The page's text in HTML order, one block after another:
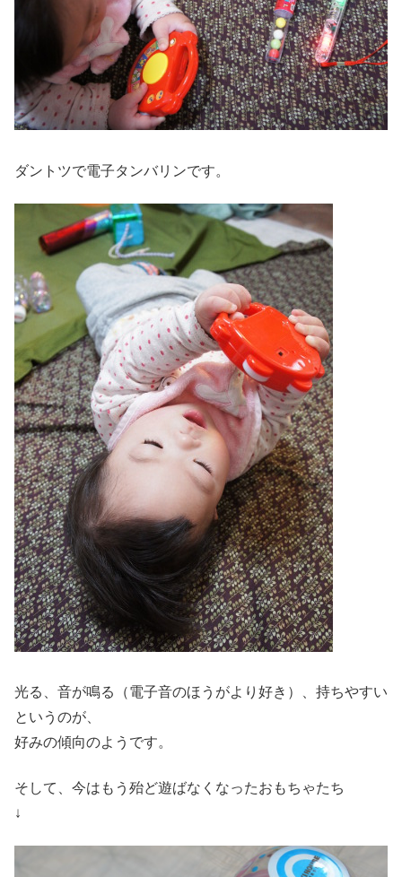
ダントツで電子タンバリンです。
光る、音が鳴る（電子音のほうがより好き）、持ちやすい
というのが、
好みの傾向のようです。
そして、今はもう殆ど遊ばなくなったおもちゃたち
↓